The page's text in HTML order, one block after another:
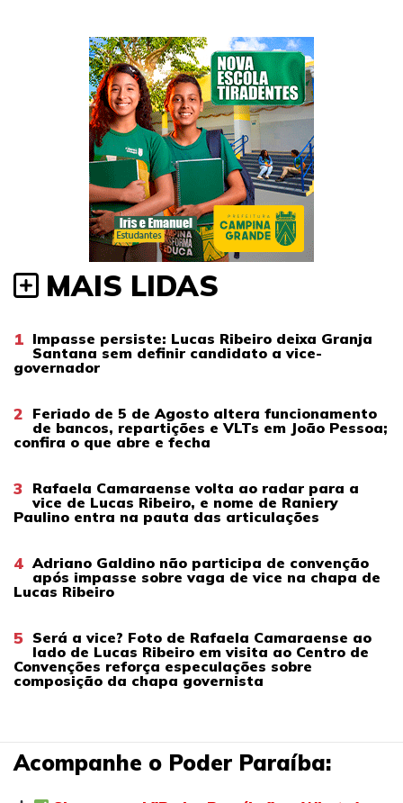
MAIS LIDAS
1 Impasse persiste: Lucas Ribeiro deixa Granja
Santana sem definir candidato a vice-
governador
2 Feriado de 5 de Agosto altera funcionamento
de bancos, repartições e VLTs em João Pessoa;
confira o que abre e fecha
3 Rafaela Camaraense volta ao radar para a
vice de Lucas Ribeiro, e nome de Raniery
Paulino entra na pauta das articulações
4 Adriano Galdino não participa de convenção
após impasse sobre vaga de vice na chapa de
Lucas Ribeiro
5 Será a vice? Foto de Rafaela Camaraense ao
lado de Lucas Ribeiro em visita ao Centro de
Convenções reforça especulações sobre
composição da chapa governista
Acompanhe o Poder Paraíba: